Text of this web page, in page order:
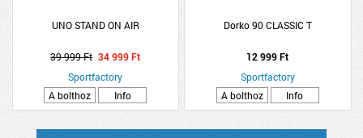
UNO STAND ON AIR
39 999 Ft 34 999 Ft
Sportfactory
A bolthoz
Info
Dorko 90 CLASSIC T
12 999 Ft
Sportfactory
A bolthoz
Info